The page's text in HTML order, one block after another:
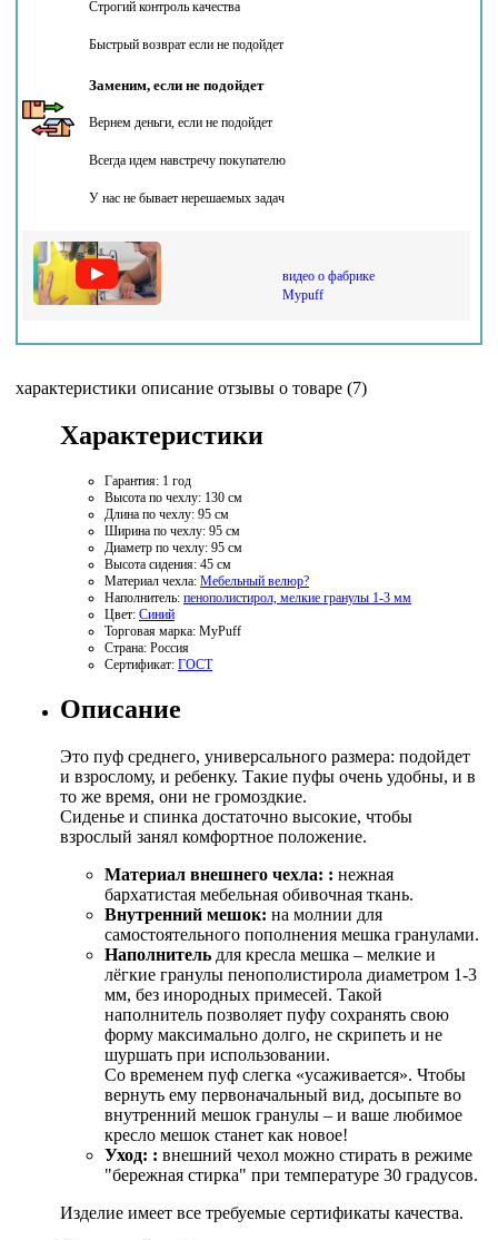
Строгий контроль качества
Быстрый возврат если не подойдет
Заменим, если не подойдет
Вернем деньги, если не подойдет
Всегда идем навстречу покупателю
У нас не бывает нерешаемых задач
видео о фабрике
Mypuff
характеристики описание отзывы о товаре (7)
Характеристики
Гарантия: 1 год
Высота по чехлу: 130 см
Длина по чехлу: 95 см
Ширина по чехлу: 95 см
Диаметр по чехлу: 95 см
Высота сидения: 45 см
Материал чехла: Мебельный велюр?
Наполнитель: пенополистирол, мелкие гранулы 1-3 мм
Цвет: Синий
Торговая марка: MyPuff
Страна: Россия
Сертификат: ГОСТ
Описание
Это пуф среднего, универсального размера: подойдет
и взрослому, и ребенку. Такие пуфы очень удобны, и в
то же время, они не громоздкие.
Сиденье и спинка достаточно высокие, чтобы
взрослый занял комфортное положение.
Материал внешнего чехла: : нежная
бархатистая мебельная обивочная ткань.
Внутренний мешок: на молнии для
самостоятельного пополнения мешка гранулами.
Наполнитель для кресла мешка – мелкие и
лёгкие гранулы пенополистирола диаметром 1-3
мм, без инородных примесей. Такой
наполнитель позволяет пуфу сохранять свою
форму максимально долго, не скрипеть и не
шуршать при использовании.
Со временем пуф слегка «усаживается». Чтобы
вернуть ему первоначальный вид, досыпьте во
внутренний мешок гранулы – и ваше любимое
кресло мешок станет как новое!
Уход: : внешний чехол можно стирать в режиме
"бережная стирка" при температуре 30 градусов.
Изделие имеет все требуемые сертификаты качества.